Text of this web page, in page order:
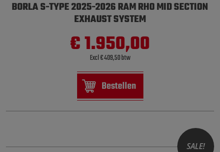
BORLA S-TYPE 2025-2026 RAM RHO MID SECTION
EXHAUST SYSTEM
€ 1.950,00
Excl € 409,50 btw
Bestellen
SALE!